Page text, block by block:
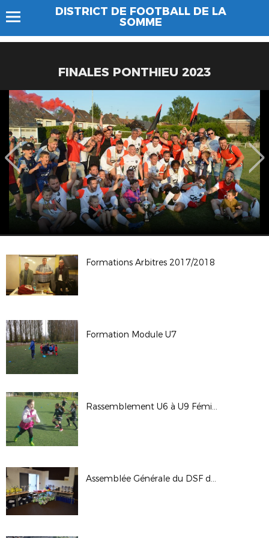
DISTRICT DE FOOTBALL DE LA
SOMME
FINALES PONTHIEU 2023
Formations Arbitres 2017/2018
Formation Module U7
Rassemblement U6 à U9 Féminines
Assemblée Générale du DSF du 23/09/17